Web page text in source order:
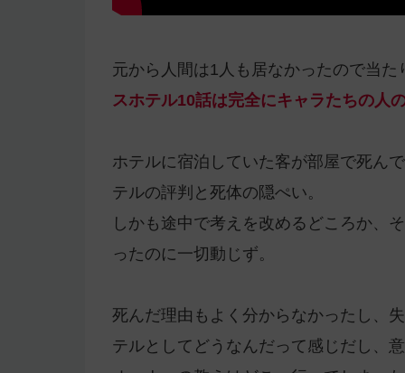
元から人間は1人も居なかったので当
スホテル10話は完全にキャラたちの人
ホテルに宿泊していた客が部屋で死ん
テルの評判と死体の隠ぺい。
しかも途中で考えを改めるどころか、
ったのに一切動じず。
死んだ理由もよく分からなかったし、
テルとしてどうなんだって感じだし、